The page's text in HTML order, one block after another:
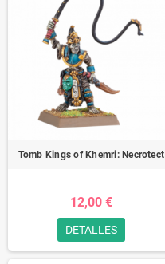
Tomb Kings of Khemri: Necrotect
12,00 €
DETALLES